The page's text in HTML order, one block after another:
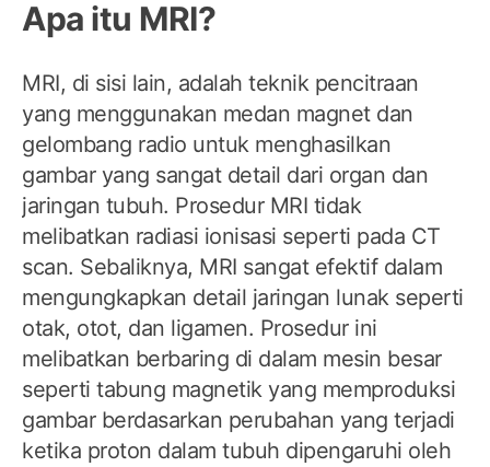
Apa itu MRI?
MRI, di sisi lain, adalah teknik pencitraan
yang menggunakan medan magnet dan
gelombang radio untuk menghasilkan
gambar yang sangat detail dari organ dan
jaringan tubuh. Prosedur MRI tidak
melibatkan radiasi ionisasi seperti pada CT
scan. Sebaliknya, MRI sangat efektif dalam
mengungkapkan detail jaringan lunak seperti
otak, otot, dan ligamen. Prosedur ini
melibatkan berbaring di dalam mesin besar
seperti tabung magnetik yang memproduksi
gambar berdasarkan perubahan yang terjadi
ketika proton dalam tubuh dipengaruhi oleh